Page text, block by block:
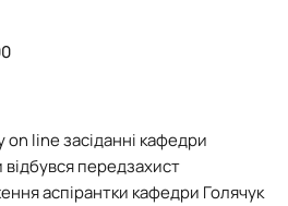
line засіданні кафедри
відбувся передзахист
аспірантки кафедри Голячук